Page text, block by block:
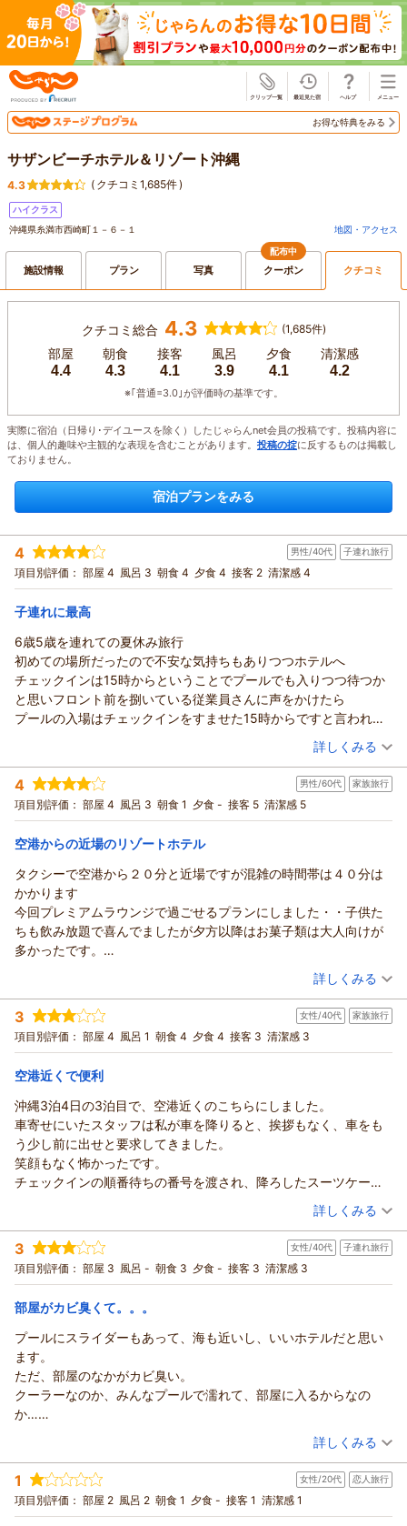
お得な特典をみる
サザンビーチホテル＆リゾート沖縄
4.3 ( クチコミ1,685件)
ハイクラス
沖縄県糸満市西崎町１－６－１
地図・アクセス
施設情報 プラン 写真
配布中
クーポン クチコミ
クチコミ総合 4.3 (1,685件)
部屋
4.4
朝食
4.3
接客
4.1
風呂
3.9
夕食
4.1
清潔感
4.2
※｢普通=3.0｣が評価時の基準です。
実際に宿泊（日帰り･デイユースを除く）したじゃらんnet会員の投稿です。投稿内容に
は、個人的趣味や主観的な表現を含むことがあります。 投稿の掟に反するものは掲載し
ておりません。
宿泊プランをみる
4 男性/40代 子連れ旅行
項目別評価： 部屋 4 風呂 3 朝食 4 夕食 4 接客 2 清潔感 4
子連れに最高
6歳5歳を連れての夏休み旅行
初めての場所だったので不安な気持ちもありつつホテルへ
チェックインは15時からということでプールでも入りつつ待つか
と思いフロント前を捌いている従業員さんに声をかけたら
プールの入場はチェックインをすませた15時からですと言われて
え！となり子供と2時間ほどフロントで座って待機で本当に困りま
今までのリゾートホテルだと荷物を預けてどうぞって言うイメー
ジだったのでとても残念だし、改善してほしいと思いますし、こ
れから旅行される子連れ家族の皆さんは行動を考えたほうがいい
チェックイン後は、プールや催しなど楽しくすごせました
朝食、夕食のビュッフェも宿泊価格を考えるとクオリティは高く
ほうです。
また機会があればと思えるホテルです。
（投稿日：2026/07/31）
宿泊時期： 2026年07月宿泊 (子連れ旅行)
投稿者： ブッダさん
宿泊プラン： 【じゃらんのお得な10日間】ポイントUP！プール＆ビーチで
夏遊び！糸満リゾートを満喫♪／夕朝食ブッフェ付
ツイン 朝・夕
宿泊価格帯： 23,001～24,000円(大人一人あたり/税込)
サザンビーチホテル＆リゾート沖縄からの返信
ご投稿いただき、誠にありがとうございます。
この度は、チェックイン前のお時間に関しましてご不便とご迷
惑をおかけし、大変申し訳ございませんでした。せっかくの夏
休みのご旅行にもかかわらず、お子様やお客様にご不便をおか
いただいたご意見を真摯に受け止め、チェックイン前のご案内
方法やサービス体制の改善を図ってまいります。
そのような中、チェックイン後のプールやイベント、お食事に
つきまして温かいお言葉をいただき、感謝申し上げます。
またのお越しを、スタッフ一同心よりお待ちしております。
詳しくみる
4 男性/60代 家族旅行
項目別評価： 部屋 4 風呂 3 朝食 1 夕食 - 接客 5 清潔感 5
空港からの近場のリゾートホテル
タクシーで空港から２０分と近場ですが混雑の時間帯は４０分は
かかります
今回プレミアムラウンジで過ごせるプランにしました・・子供た
ちも飲み放題で喜んでましたが夕方以降はお菓子類は大人向けが
多かったです。
あと朝食のバイキングの時間待ちが長く詰め込みすぎ、取りに行
くにも並んでゆっくりと食事できないですね、動線の確保なり見
直しが必要です・・・
（投稿日：2026/07/29）
宿泊時期： 2026年07月宿泊 (家族旅行)
投稿者： みつえもんさん
宿泊プラン： 【スタンダード】目の前ビーチまで徒歩1分！専用ラウンジ付
クラブフロアで寛ぎのリゾートStay/朝食付
ツイン 朝のみ
宿泊価格帯： 30,001円以上(大人一人あたり/税込)
サザンビーチホテル＆リゾート沖縄からの返信
ご投稿いただき、誠にありがとうございます。
この度は当ホテルをご利用いただき、厚く御礼申し上げます。
空港からのアクセスに関する貴重な情報共有をはじめ、プレミ
アムラウンジにてご家族皆様でお楽しみいただけたご様子を伺
一方で、夕方以降のラウンジのお菓子類や、朝食バイキング混
雑時の待ち時間・動線につきまして、ご不便とご迷惑をおかけ
しましたことを深くお詫び申し上げます。いただきました貴重
なご意見は社内で共有し、お子様連れのご家族にもよりご満足
いただける品揃えの検討および、朝食会場での混雑緩和や動線
これからも皆様に快適にお過ごしいただけるホテルを目指し、
サービスの向上に努めてまいります。またのお越しをスタッフ
一同、心よりお待ちしております。
（返信日：2026/08/02）
詳しくみる
3 女性/40代 家族旅行
項目別評価： 部屋 4 風呂 1 朝食 4 夕食 4 接客 3 清潔感 3
空港近くで便利
沖縄3泊4日の3泊目で、空港近くのこちらにしました。
車寄せにいたスタッフは私が車を降りると、挨拶もなく、車をも
う少し前に出せと要求してきました。
笑顔もなく怖かったです。
チェックインの順番待ちの番号を渡され、降ろしたスーツケース
30分ほど待ちましたが、ウェルカムドリンクでもあれば少しは気
が紛れると思います。
チェックインの最後、ルームキーを渡され、以上です。と言われ
ましたが、どこにエレベーターがあるのか案内がなくやはり雑で
夕食ビュッフェ受付で、予約してますか？と聞かれましたが、チ
ェックイン時にはビュッフェの予約は必要ないと言われたと伝え
たら、予約した方がスムーズですと言われ、だったらチェックイ
ンの時に予約できるとひと言ほしかったです。
フロント、ビュッフェ、プール、どこのスタッフも日本人、外国
人にかかわらず、笑顔はあんまりなかったです。
壁や鏡にも汚れが目立ってました。
トイレの便座の暖房が壊れており、座ったら冷たすぎてビックリ
しました。
（投稿日：2026/07/29）
宿泊時期： 2026年07月宿泊 (家族旅行)
投稿者： えりぴょんさん
宿泊プラン： 【じゃらんのお得な10日間】ポイントUP！プール＆ビーチで
夏気分！糸満リゾートを満喫♪／夕朝食ブッフェ付
ツイン 朝・夕
宿泊価格帯： 21,001～22,000円(大人一人あたり/税込)
サザンビーチホテル＆リゾート沖縄からの返信
この度はサザンビーチホテル＆リゾート沖縄にご宿泊いただ
き、誠にありがとうございます。
沖縄旅行の大切な締めくくりにご利用いただいたにもかかわら
ず、接客対応および客室の衛生・設備面で大変ご不快な思いを
立地やプール、ビュッフェにはご満足いただき、お子様にも喜
んでいただけたこと、
そして「また泊まりたい」という温かいお言葉は大変励みにな
ります。
詳しくみる
3 女性/40代 子連れ旅行
項目別評価： 部屋 3 風呂 - 朝食 3 夕食 - 接客 3 清潔感 3
部屋がカビ臭くて。。。
プールにスライダーもあって、海も近いし、いいホテルだと思い
ます。
ただ、部屋のなかがカビ臭い。
クーラーなのか、みんなプールで濡れて、部屋に入るからなの
か…
朝食も混むという口コミから、早めに並びましたが、激混みでし
た。
テレビから予約出来るとかあったらいいな～
あと、たまたまプランで小学生が添い寝無料なので、このホテル
（投稿日：2026/07/23）
宿泊時期： 2026年07月宿泊 (子連れ旅行)
投稿者： みっこチャンさん
宿泊プラン： 【夏の家族旅応援！】小学生まで添い寝無料！ナイトプールに
縁日など夏休みイベント満載♪／朝食ブッフェ付
ツイン 朝のみ
詳しくみる
1 女性/20代 恋人旅行
項目別評価： 部屋 2 風呂 2 朝食 1 夕食 - 接客 1 清潔感 1